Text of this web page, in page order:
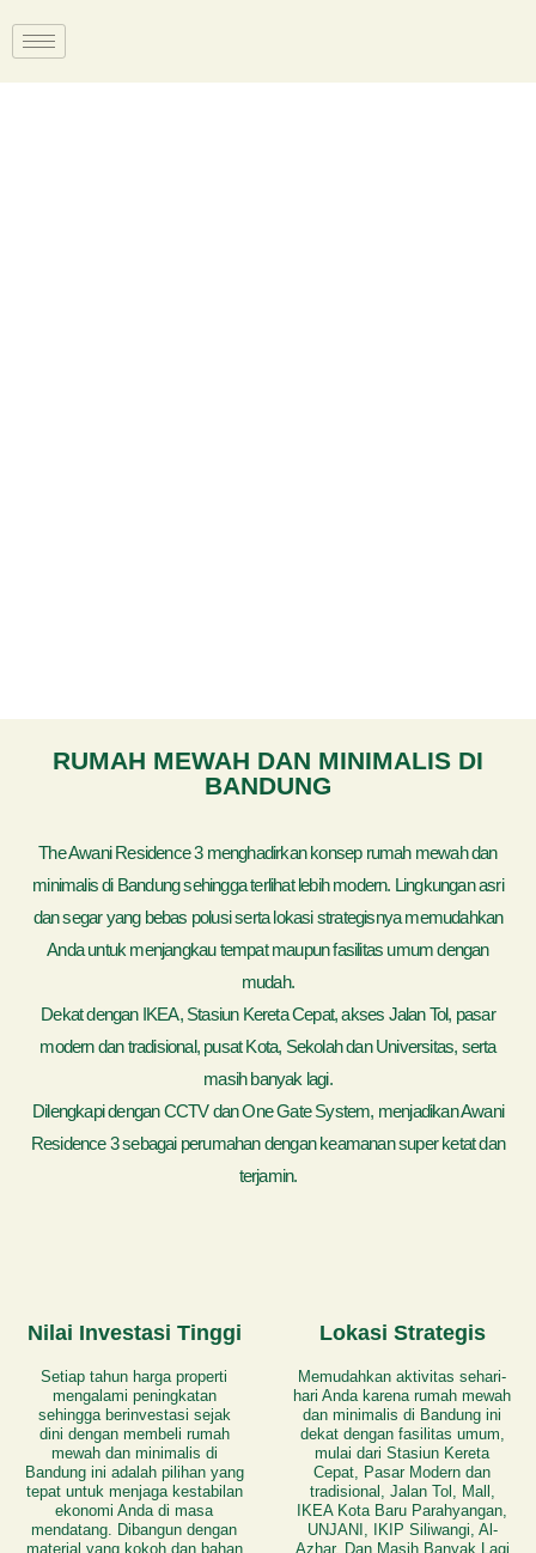
RUMAH MEWAH DAN MINIMALIS DI
BANDUNG
The Awani Residence 3 menghadirkan konsep rumah mewah dan
minimalis di Bandung sehingga terlihat lebih modern. Lingkungan asri
dan segar yang bebas polusi serta lokasi strategisnya memudahkan
Anda untuk menjangkau tempat maupun fasilitas umum dengan
mudah.
Dekat dengan IKEA, Stasiun Kereta Cepat, akses Jalan Tol, pasar
modern dan tradisional, pusat Kota, Sekolah dan Universitas, serta
masih banyak lagi.
Dilengkapi dengan CCTV dan One Gate System, menjadikan Awani
Residence 3 sebagai perumahan dengan keamanan super ketat dan
terjamin.
Nilai Investasi Tinggi
Setiap tahun harga properti
mengalami peningkatan
sehingga berinvestasi sejak
dini dengan membeli rumah
mewah dan minimalis di
Bandung ini adalah pilihan yang
tepat untuk menjaga kestabilan
ekonomi Anda di masa
mendatang. Dibangun dengan
material yang kokoh dan bahan
Lokasi Strategis
Memudahkan aktivitas sehari-
hari Anda karena rumah mewah
dan minimalis di Bandung ini
dekat dengan fasilitas umum,
mulai dari Stasiun Kereta
Cepat, Pasar Modern dan
tradisional, Jalan Tol, Mall,
IKEA Kota Baru Parahyangan,
UNJANI, IKIP Siliwangi, Al-
Azhar, Dan Masih Banyak Lagi